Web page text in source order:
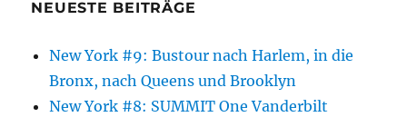
NEUESTE BEITRÄGE
New York #9: Bustour nach Harlem, in die
Bronx, nach Queens und Brooklyn
New York #8: SUMMIT One Vanderbilt